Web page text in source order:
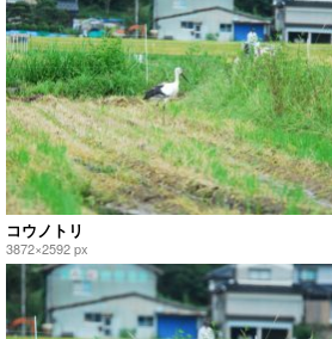
コウノトリ
3872×2592 px